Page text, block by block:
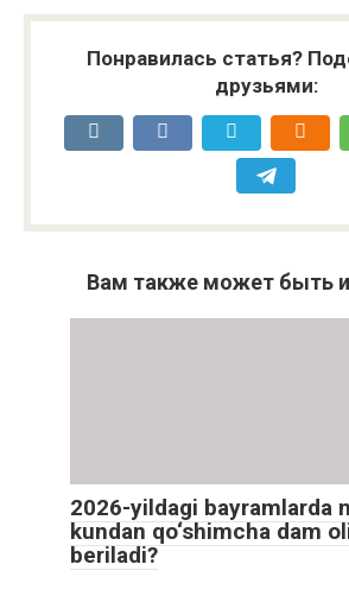
Понравилась статья?
друзьями:
Вам также может быть
2026-yildagi bayramlarda
kundan qo‘shimcha dam
beriladi?